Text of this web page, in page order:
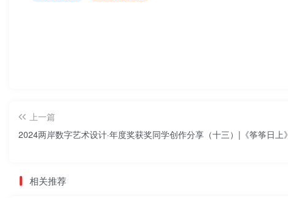
上一篇
2024两岸数字艺术设计·年度奖获奖同学创作分享（十三）|《筝筝日上》
相关推荐